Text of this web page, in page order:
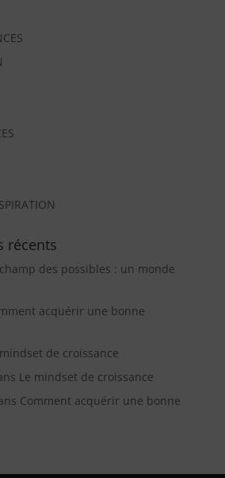
récents
des possibles : un monde
acquérir une bonne
de croissance
Le mindset de croissance
Comment acquérir une bonne